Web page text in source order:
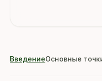
ВведениеОсновные